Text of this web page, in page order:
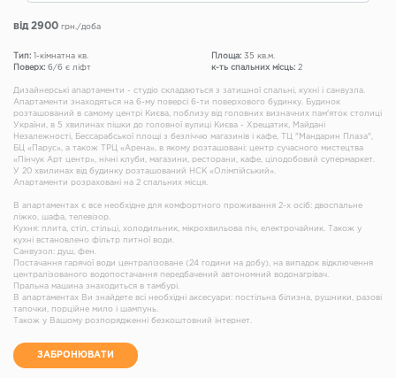
від 2900 грн./доба
Тип: 1-кімнатна кв. Площа: 35 кв.м.
Поверх: 6/6 є ліфт к-ть спальних місць: 2
Дизайнерські апартаменти - студіо складаються з затишної спальні, кухні і санвузла.
Апартаменти знаходяться на 6-му поверсі 6-ти поверхового будинку. Будинок
розташований в самому центрі Києва, поблизу від головних визначних пам'яток столиці
України, в 5 хвилинах пішки до головної вулиці Києва - Хрещатик, Майдані
Незалежності, Бессарабської площі з безліччю магазинів і кафе, ТЦ "Мандарин Плаза",
БЦ «Парус», а також ТРЦ «Арена», в якому розташовані: центр сучасного мистецтва
«Пінчук Арт центр», нічні клуби, магазини, ресторани, кафе, цілодобовий супермаркет.
У 20 хвилинах від будинку розташований НСК «Олімпійський».
Апартаменти розраховані на 2 спальних місця.
В апартаментах є все необхідне для комфортного проживання 2-х осіб: двоспальне
ліжко, шафа, телевізор.
Кухня: плита, стіл, стільці, холодильник, мікрохвильова піч, електрочайник. Також у
кухні встановлено фільтр питної води.
Санвузол: душ, фен.
Постачання гарячої води централізоване (24 години на добу), на випадок відключення
централізованого водопостачання передбачений автономний водонагрівач.
Пральна машина знаходиться в тамбурі.
В апартаментах Ви знайдете всі необхідні аксесуари: постільна білизна, рушники, разові
тапочки, порційне мило і шампунь.
Також у Вашому розпорядженні безкоштовний інтернет.
ЗАБРОНЮВАТИ